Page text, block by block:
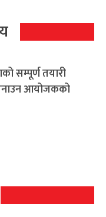
सम्पूर्ण तयारी
आयोजकको